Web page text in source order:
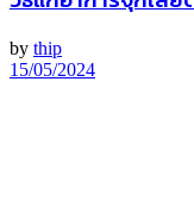
by thip
15/05/2024